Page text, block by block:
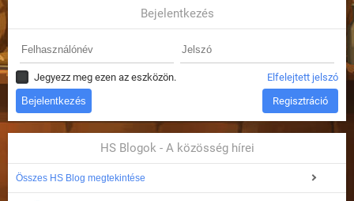
Bejelentkezés
Jegyezz meg ezen az eszközön. Elfelejtett jelszó
Regisztráció
HS Blogok - A közösség hírei
Összes HS Blog megtekintése